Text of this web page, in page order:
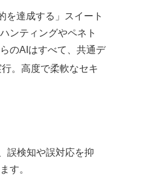
を達成する」スイート
ンティングやペネト
のAIはすべて、共通デ
。高度で柔軟なセキ
誤検知や誤対応を抑
す。